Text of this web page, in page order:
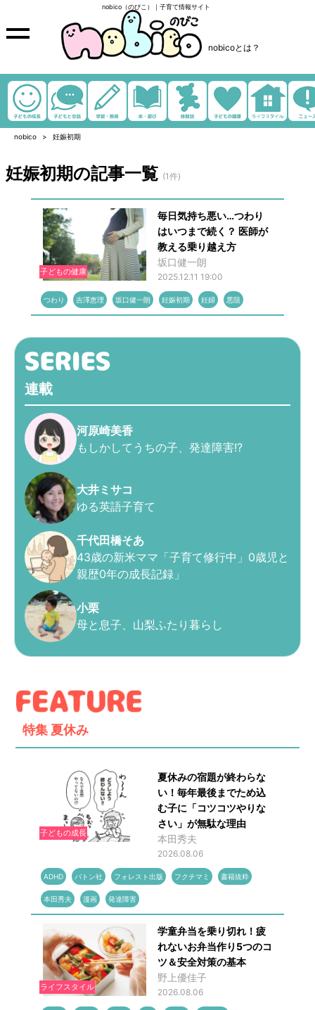
nobico（のびこ）｜子育て情報サイト
nobicoとは？
nobico 妊娠初期
妊娠初期の記事一覧 (1件)
子どもの健康
毎日気持ち悪い…つわり
はいつまで続く？ 医師が
教える乗り越え方
坂口健一朗
2025.12.11 19:00
つわり 吉澤恵理 坂口健一朗 妊娠初期 妊婦 悪阻
連載
河原崎美香
もしかしてうちの子、発達障害!?
大井ミサコ
ゆる英語子育て
千代田橋そあ
43歳の新米ママ「子育て修行中」0歳児と
親歴0年の成長記録」
小栗
母と息子、山梨ふたり暮らし
特集 夏休み
子どもの成長
夏休みの宿題が終わらな
い！毎年最後までため込
む子に「コツコツやりな
さい」が無駄な理由
本田秀夫
2026.08.06
ADHD バトン社 フォレスト出版 フクチマミ 書籍抜粋
本田秀夫 漫画 発達障害
ライフスタイル
学童弁当を乗り切れ！疲
れないお弁当作り5つのコ
ツ＆安全対策の基本
野上優佳子
2026.08.06